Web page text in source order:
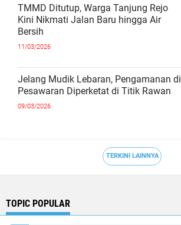
TMMD Ditutup, Warga Tanjung Rejo
Kini Nikmati Jalan Baru hingga Air
Bersih
11/03/2026
Jelang Mudik Lebaran, Pengamanan di
Pesawaran Diperketat di Titik Rawan
09/03/2026
TERKINI LAINNYA
TOPIC POPULAR